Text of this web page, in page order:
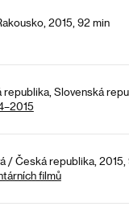
2015, 92 min
Slovenská
/ Česká republika, 2015,
filmů